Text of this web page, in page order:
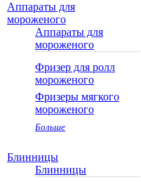
Аппараты для
мороженого
Аппараты для
мороженого
Фризер для ролл
мороженого
Фризеры мягкого
мороженого
Больше
Блинницы
Блинницы